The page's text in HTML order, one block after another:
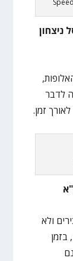
ניצחון
לדבר
זמן.
ולא
בזמן